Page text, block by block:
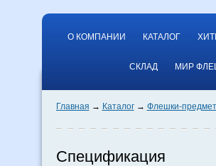
О КОМПАНИИ КАТАЛОГ
СКЛАД МИР
Главная Каталог Флешки-
Спецификация